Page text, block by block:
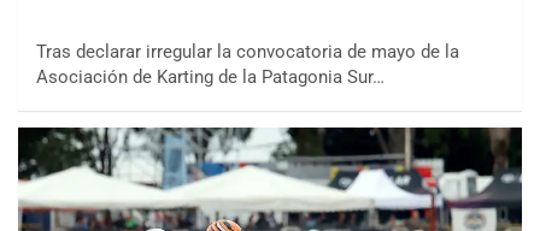
Tras declarar irregular la convocatoria de mayo de la
Asociación de Karting de la Patagonia Sur…